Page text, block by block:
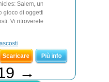
Salem, un
gioco di oggetti
Vi ritroverete
Scaricare
Più info
→